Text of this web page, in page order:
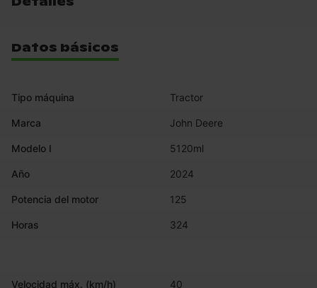
Datos básicos
Tipo máquina Tractor
Marca John Deere
Modelo I 5120ml
Año 2024
Potencia del motor 125
Horas 324
Velocidad máx. (km/h) 40